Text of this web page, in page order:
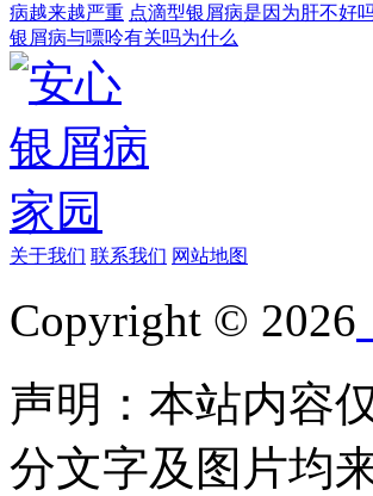
病越来越严重 点滴型银屑病是因为肝不好
银屑病与嘌呤有关吗为什么
关于我们 联系我们 网站地图
Copyright © 2026
声明：本站内容
分文字及图片均